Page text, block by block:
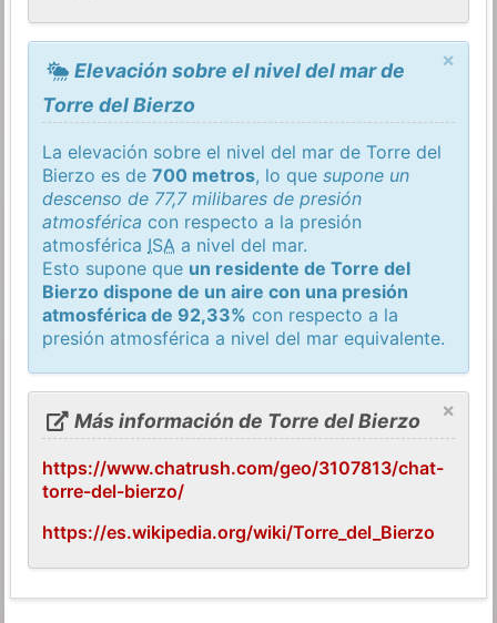
×
Elevación sobre el nivel del mar de
Torre del Bierzo
La elevación sobre el nivel del mar de Torre del
Bierzo es de700 metros, lo quesupone un
descenso de 77,7 milibares de presión
atmosférica con respecto a la presión
atmosférica ISA a nivel del mar.
Esto supone que un residente de Torre del
Bierzo dispone de un aire con una presión
atmosférica de 92,33% con respecto a la
presión atmosférica a nivel del mar equivalente.
×
Más información de Torre del Bierzo
https://www.chatrush.com/geo/3107813/chat-
torre-del-bierzo/
https://es.wikipedia.org/wiki/Torre_del_Bierzo